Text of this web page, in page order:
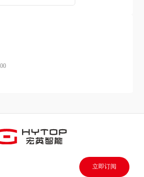
立即订阅